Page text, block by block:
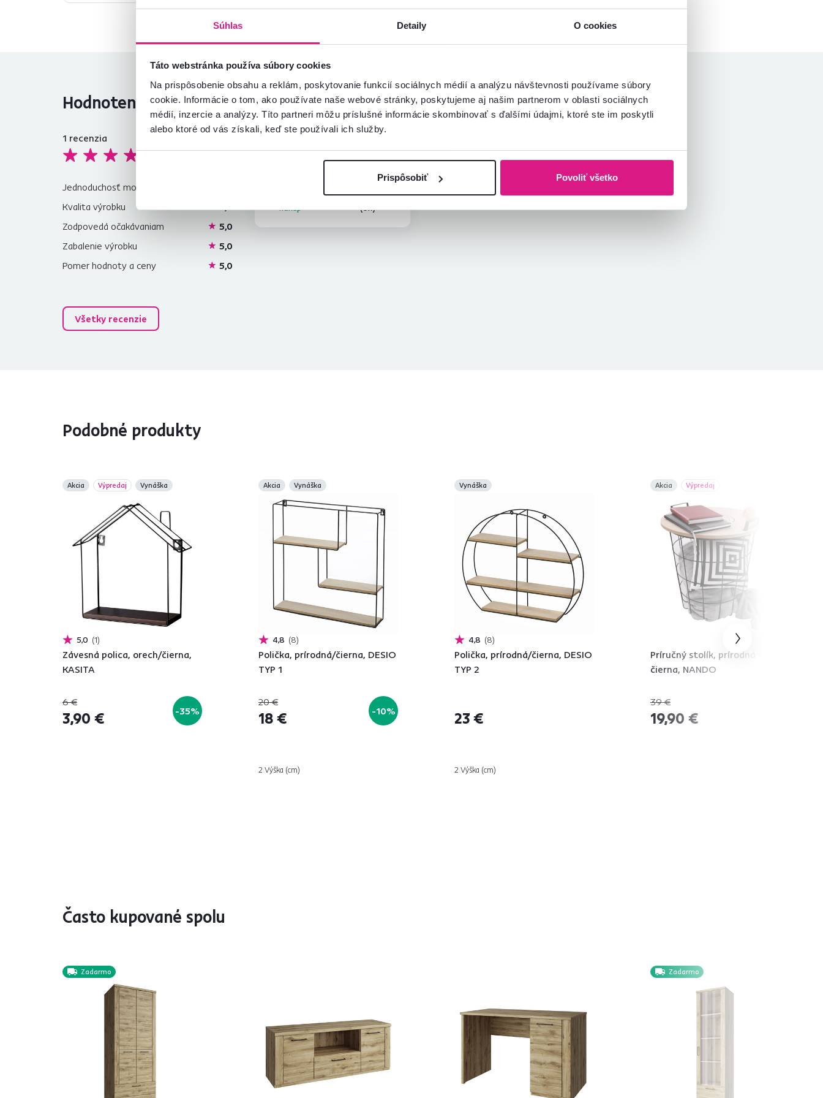
Súhlas Detaily O cookies
Táto webstránka používa súbory cookies
Na prispôsobenie obsahu a reklám, poskytovanie funkcií sociálnych médií a analýzu návštevnosti používame súbory
cookie. Informácie o tom, ako používate naše webové stránky, poskytujeme aj našim partnerom v oblasti sociálnych
médií, inzercie a analýzy. Títo partneri môžu príslušné informácie skombinovať s ďalšími údajmi, ktoré ste im poskytli
alebo ktoré od vás získali, keď ste používali ich služby.
Prispôsobiť Povoliť všetko
Hodnotenia produktu
5,0
1 recenzia
Jednoduchosť montáže
Kvalita výrobku
Zodpovedá očakávaniam
5,0
Zabalenie výrobku
5,0
Pomer hodnoty a ceny
5,0
Všetky recenzie
A
Alena R.
Slovensko
5hviezdičiek
Maximálna spokojnosť. Ešte krajšie
nákup
Užitočné
(0x)
Podobné produkty
Akcia Výpredaj Vynáška
5,0 1
Závesná polica, orech/čierna,
KASITA
6 €
3,90 € -35%
Akcia Vynáška
4,8 8
Polička, prírodná/čierna, DESIO
TYP 1
20 €
18 € -10%
2 Výška (cm)
Vynáška
4,8 8
Polička, prírodná/čierna, DESIO
TYP 2
23 €
2 Výška (cm)
Akcia Výpredaj
Príručný stolík, prírodná vzor/
čierna, NANDO
39 €
19,90 €
Často kupované spolu
Zadarmo Zadarmo